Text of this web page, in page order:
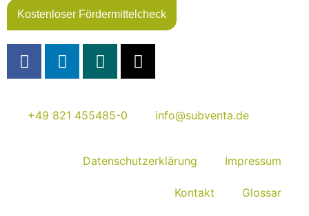
Kostenloser Fördermittelcheck
+49 821 455485-0 info@subventa.de
Datenschutzerklärung Impressum
Kontakt Glossar